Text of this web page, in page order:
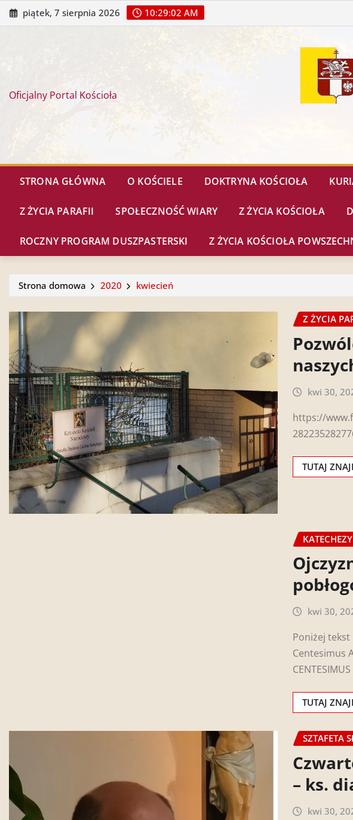
piątek, 7 sierpnia 2026 10:29:04 AM
Oficjalny Portal Kościoła
STRONA GŁÓWNA O KOŚCIELE DOKTRYNA KOŚCIOŁA
Z ŻYCIA PARAFII SPOŁECZNOŚĆ WIARY Z ŻYCIA KOŚCIOŁA
ROCZNY PROGRAM DUSZPASTERSKI Z ŻYCIA KOŚCIOŁA
Strona domowa 2020 kwiecień
Z ŻYCIA
kwi 30,
https://
TUTAJ
kwi 30,
Poniżej tekst
Centesimus
TUTAJ
SZTAFETA
– ks.
kwi 30,